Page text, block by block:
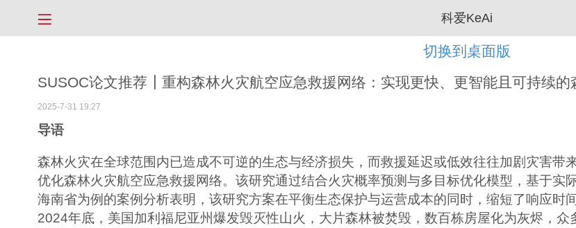
科爱KeAi
切换到桌面版
SUSOC论文推荐┃重构森林火灾航空应急救援网络：实现更快、更智能且可持续的
2025-7-31 19:27
导语
森林火灾在全球范围内已造成不可逆的生态与经济损失，而救援延迟或低效往往加剧灾害带
优化森林火灾航空应急救援网络。该研究通过结合火灾概率预测与多目标优化模型，基于实
海南省为例的案例分析表明，该研究方案在平衡生态保护与运营成本的同时，缩短了响应时
2024年底，美国加利福尼亚州爆发毁灭性山火，大片森林被焚毁，数百栋房屋化为灰烬，